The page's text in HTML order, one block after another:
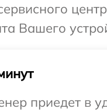
Вашего
приедет в